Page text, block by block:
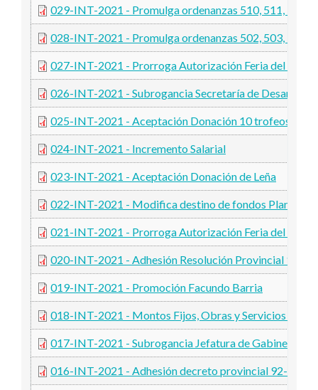
029-INT-2021 - Promulga ordenanzas 510, 511, 512,
028-INT-2021 - Promulga ordenanzas 502, 503, 504,
027-INT-2021 - Prorroga Autorización Feria del
026-INT-2021 - Subrogancia Secretaría de Desarrollo
025-INT-2021 - Aceptación Donación 10 trofeos
024-INT-2021 - Incremento Salarial
023-INT-2021 - Aceptación Donación de Leña
022-INT-2021 - Modifica destino de fondos Plan
021-INT-2021 - Prorroga Autorización Feria del
020-INT-2021 - Adhesión Resolución Provincial
019-INT-2021 - Promoción Facundo Barria
018-INT-2021 - Montos Fijos, Obras y Servicios
017-INT-2021 - Subrogancia Jefatura de Gabinete
016-INT-2021 - Adhesión decreto provincial 92-2021